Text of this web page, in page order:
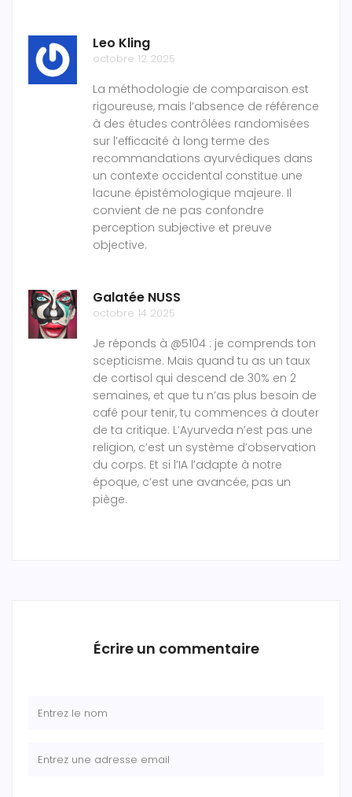
Leo Kling
octobre 12 2025
La méthodologie de comparaison est
rigoureuse, mais l’absence de référence
à des études contrôlées randomisées
sur l’efficacité à long terme des
recommandations ayurvédiques dans
un contexte occidental constitue une
lacune épistémologique majeure. Il
convient de ne pas confondre
perception subjective et preuve
objective.
Galatée NUSS
octobre 14 2025
Je réponds à @5104 : je comprends ton
scepticisme. Mais quand tu as un taux
de cortisol qui descend de 30% en 2
semaines, et que tu n’as plus besoin de
café pour tenir, tu commences à douter
de ta critique. L’Ayurveda n’est pas une
religion, c’est un système d’observation
du corps. Et si l’IA l’adapte à notre
époque, c’est une avancée, pas un
piège.
Écrire un commentaire